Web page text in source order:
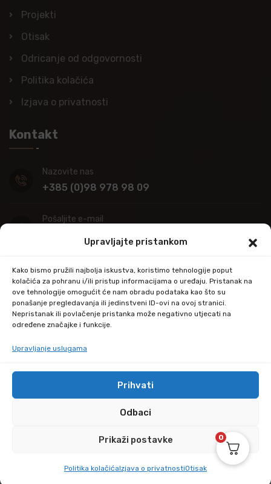
Upravljajte pristankom
Kako bismo pružili najbolja iskustva, koristimo tehnologije poput
kolačića za pohranu i/ili pristup informacijama o uređaju. Pristanak na
ove tehnologije omogućit će nam obradu podataka kao što su
ponašanje pregledavanja ili jedinstveni ID-ovi na ovoj stranici.
Nepristanak ili povlačenje pristanka može negativno utjecati na
određene značajke i funkcije.
Upravljanje uslugama
Prihvati
Odbaci
Prikaži postavke
Politika kolačićaIzjava o privatnostiOtisak
Projekti
Otisak
Odricanje od odgovornosti
Politika kolačića
Izjava o privatnosti
Kontakt
Nazovite nas
+385 (0)98 978 98 09
Pošaljite e-mail
Adresa
Industrijska ulica 39,
34000 Požega
© Copyright 2024 by kupitapetu.com
0